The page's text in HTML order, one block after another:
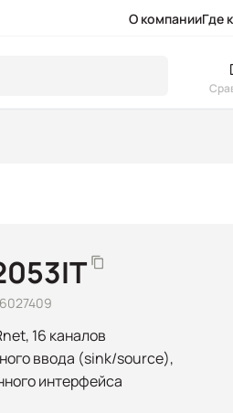
О компанииГде
16 каналов
ввода (sink/source),
интерфейса